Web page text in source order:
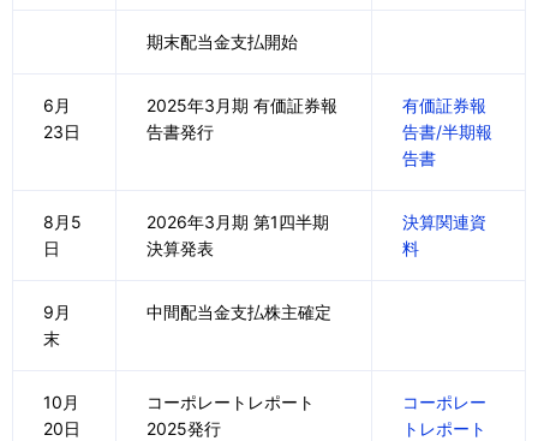
期末配当金支払開始
6月
23日
2025年3月期 有価証券報
告書発行
有価証券報
告書/半期報
告書
8月5
日
2026年3月期 第1四半期
決算発表
決算関連資
料
9月
末
中間配当金支払株主確定
10月
20日
コーポレートレポート
2025発行
コーポレー
トレポート